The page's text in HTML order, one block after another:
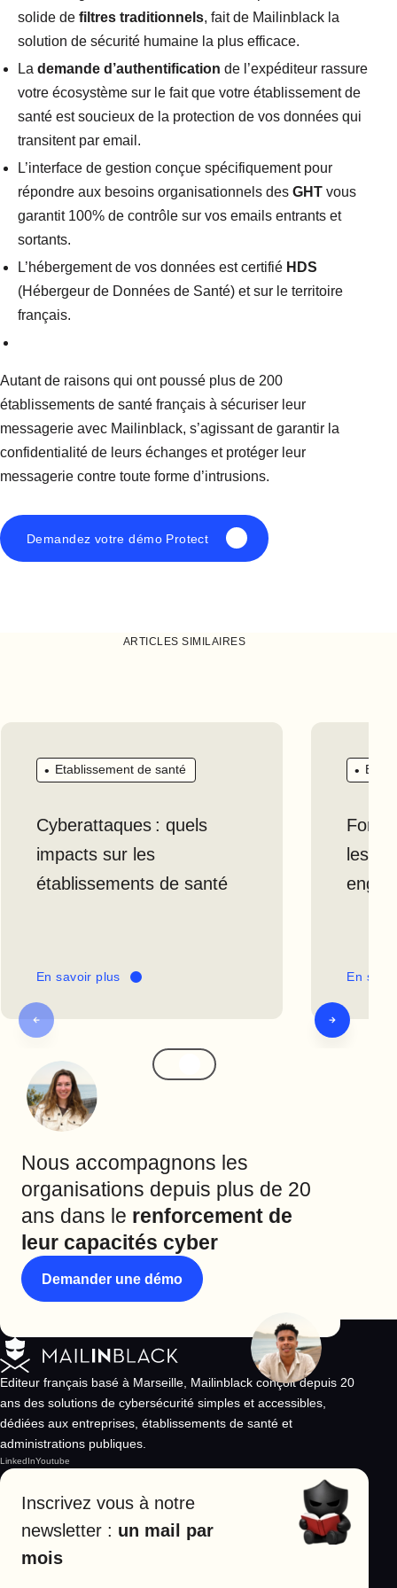
solide de filtres traditionnels, fait de Mailinblack la
solution de sécurité humaine la plus efficace.
La demande d’authentification de l’expéditeur rassure
votre écosystème sur le fait que votre établissement de
santé est soucieux de la protection de vos données qui
transitent par email.
L’interface de gestion conçue spécifiquement pour
répondre aux besoins organisationnels des GHT vous
garantit 100% de contrôle sur vos emails entrants et
sortants.
L’hébergement de vos données est certifié HDS
(Hébergeur de Données de Santé) et sur le territoire
français.
Autant de raisons qui ont poussé plus de 200
établissements de santé français à sécuriser leur
messagerie avec Mailinblack, s’agissant de garantir la
confidentialité de leurs échanges et protéger leur
messagerie contre toute forme d’intrusions.
Demandez votre démo Protect
ARTICLES SIMILAIRES
Etablissement de santé
Cyberattaques : quels
impacts sur les
établissements de santé
En savoir plus
les
En
Nous accompagnons les
organisations depuis plus de 20
ans dans le renforcement de
leur capacités cyber
Demander une démo
Editeur français basé à Marseille, Mailinblack conçoit depuis 20
ans des solutions de cybersécurité simples et accessibles,
dédiées aux entreprises, établissements de santé et
administrations publiques.
LinkedInYoutube
Inscrivez vous à notre
newsletter : un mail par
mois